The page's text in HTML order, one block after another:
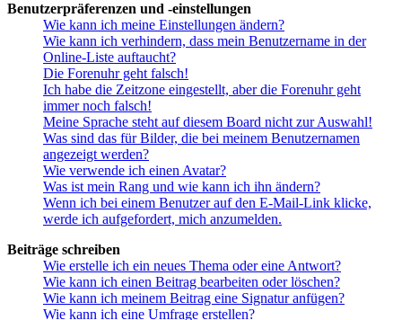
Benutzerpräferenzen und -einstellungen
Wie kann ich meine Einstellungen ändern?
Wie kann ich verhindern, dass mein Benutzername in der
Online-Liste auftaucht?
Die Forenuhr geht falsch!
Ich habe die Zeitzone eingestellt, aber die Forenuhr geht
immer noch falsch!
Meine Sprache steht auf diesem Board nicht zur Auswahl!
Was sind das für Bilder, die bei meinem Benutzernamen
angezeigt werden?
Wie verwende ich einen Avatar?
Was ist mein Rang und wie kann ich ihn ändern?
Wenn ich bei einem Benutzer auf den E-Mail-Link klicke,
werde ich aufgefordert, mich anzumelden.
Beiträge schreiben
Wie erstelle ich ein neues Thema oder eine Antwort?
Wie kann ich einen Beitrag bearbeiten oder löschen?
Wie kann ich meinem Beitrag eine Signatur anfügen?
Wie kann ich eine Umfrage erstellen?